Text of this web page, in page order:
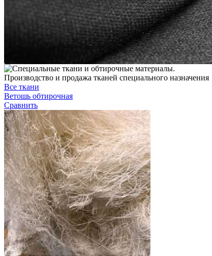
Производство и продажа тканей специального назначения
Все ткани
Ветошь обтирочная
Сравнить